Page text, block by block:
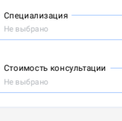
Специализация
Не выбрано
Стоимость консультации
Не выбрано